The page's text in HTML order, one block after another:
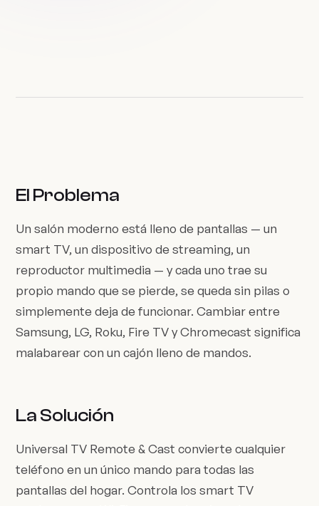
El Problema
Un salón moderno está lleno de pantallas — un
smart TV, un dispositivo de streaming, un
reproductor multimedia — y cada uno trae su
propio mando que se pierde, se queda sin pilas o
simplemente deja de funcionar. Cambiar entre
Samsung, LG, Roku, Fire TV y Chromecast significa
malabarear con un cajón lleno de mandos.
La Solución
Universal TV Remote & Cast convierte cualquier
teléfono en un único mando para todas las
pantallas del hogar. Controla los smart TV